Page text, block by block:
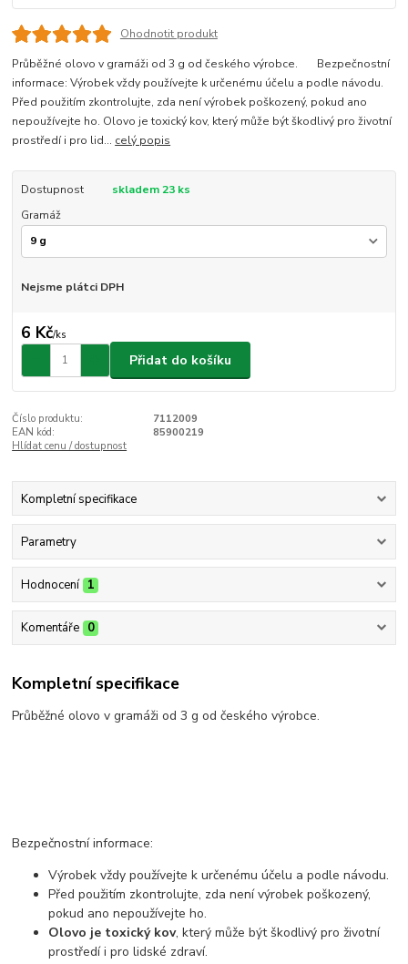
Ohodnotit produkt
Průběžné olovo v gramáži od 3 g od českého výrobce. Bezpečnostní
informace: Výrobek vždy používejte k určenému účelu a podle návodu.
Před použitím zkontrolujte, zda není výrobek poškozený, pokud ano
nepoužívejte ho. Olovo je toxický kov, který může být škodlivý pro životní
prostředí i pro lid... celý popis
Dostupnost
skladem 23 ks
Gramáž
Nejsme plátci DPH
6 Kč/ks
Přidat do košíku
Číslo produktu:
7112009
EAN kód:
85900219
Hlídat cenu / dostupnost
Kompletní specifikace
Parametry
Hodnocení 1
Komentáře 0
Kompletní specifikace
Průběžné olovo v gramáži od 3 g od českého výrobce.
Bezpečnostní informace:
Výrobek vždy používejte k určenému účelu a podle návodu.
Před použitím zkontrolujte, zda není výrobek poškozený,
pokud ano nepoužívejte ho.
Olovo je toxický kov, který může být škodlivý pro životní
prostředí i pro lidské zdraví.